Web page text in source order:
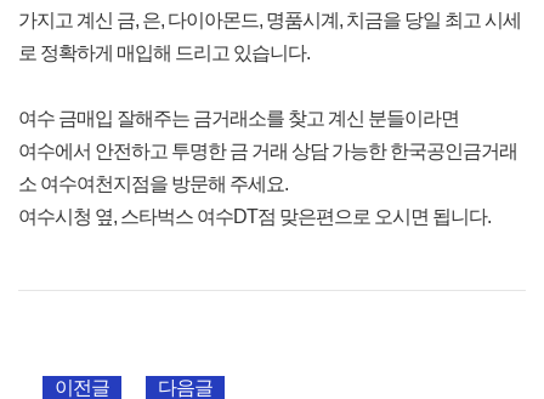
가지고 계신 금, 은, 다이아몬드, 명품시계, 치금을 당일 최고 시세
로 정확하게 매입해 드리고 있습니다.
여수 금매입 잘해주는 금거래소를 찾고 계신 분들이라면
여수에서 안전하고 투명한 금 거래 상담 가능한 한국공인금거래
소 여수여천지점을 방문해 주세요.
여수시청 옆, 스타벅스 여수DT점 맞은편으로 오시면 됩니다.
이전글
다음글